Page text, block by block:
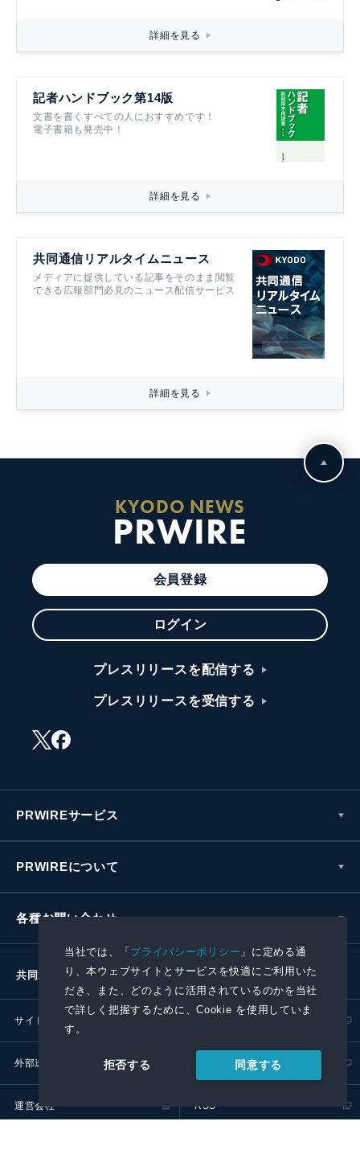
当社では、「プライバシーポリシー 」に定める通
り、本ウェブサイトとサービスを快適にご利用いた
だき、また、どのように活用されているのかを当社
で詳しく把握するために、Cookie を使用していま
す。
拒否する 同意する
詳細を見る
記者ハンドブック第14版
文書を書くすべての人におすすめです！
電子書籍も発売中！
詳細を見る
共同通信リアルタイムニュース
メディアに提供している記事をそのまま閲覧
できる広報部門必見のニュース配信サービス
詳細を見る
KYODO NEWS
PRWIRE
会員登録
ログイン
プレスリリースを配信する
プレスリリースを受信する
PRWIREサービス
PRWIREについて
各種お問い合わせ
共同通信社グループ
サイトポリシー
外部送信ポリシー プレスリリース取扱基準
運営会社 RSS